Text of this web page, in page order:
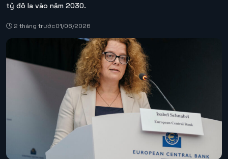
tỷ đô la vào năm 2030.
2 tháng trước01/06/2026